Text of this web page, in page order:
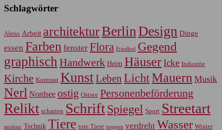
Schlagwörter
Abriss Arbeit architekturBerlin Design Dinge
essen Farben fenster Flora Friedhof Gegend
graphisch Handwerk Heim HäuserIcke Industrie
Kirche Kontrast KunstLeben LichtMauern Musik
Nerl Nordsee ostig Ostsee Personenbeförderung
Relikt schatten SchriftSpiegel Sport Streetart
struktur Technik Tiere tote Tiere treppen verdreht Wasser Winter